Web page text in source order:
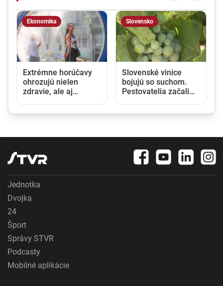
Ekonomika
Extrémne horúčavy
ohrozujú nielen
zdravie, ale aj
Slovensko
Slovenské vinice
bojujú so suchom.
Pestovatelia začali
Jednotka
Dvojka
24
Šport
Správy STVR
Podcasty
Mobilné aplikácie